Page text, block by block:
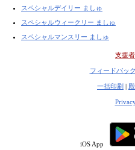
スペシャルデイリー ましゅ
スペシャルウィークリー ましゅ
スペシャルマンスリー ましゅ
支援
フィードバック
一括印刷 |
iOS App